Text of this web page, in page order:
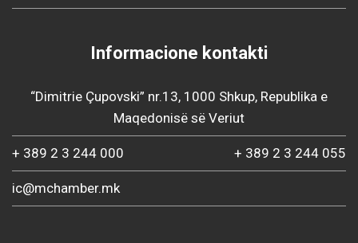
Informacione kontakti
“Dimitrie Çupovski” nr.13, 1000 Shkup, Republika e
Maqedonisë së Veriut
+ 389 2 3 244 000 + 389 2 3 244 055
ic@mchamber.mk